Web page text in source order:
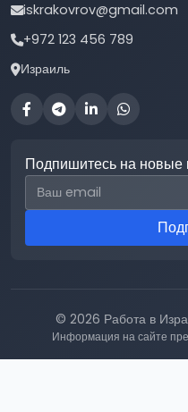
iskrakovrov@gmail.com
+972 123 456 789
Израиль
Подпишитесь на новые
Email для подписки
© 2026 Работа в
Информация на сайте